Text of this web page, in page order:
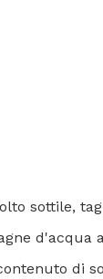
sottile,
d'acqua
di